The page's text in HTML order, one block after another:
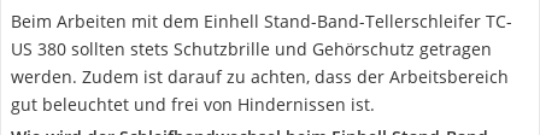
Beim Arbeiten mit dem Einhell Stand-Band-Tellerschleifer TC-
US 380 sollten stets Schutzbrille und Gehörschutz getragen
werden. Zudem ist darauf zu achten, dass der Arbeitsbereich
gut beleuchtet und frei von Hindernissen ist.